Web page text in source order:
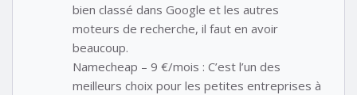
bien classé dans Google et les autres
moteurs de recherche, il faut en avoir
beaucoup.
Namecheap – 9 €/mois : C’est l’un des
meilleurs choix pour les petites entreprises à